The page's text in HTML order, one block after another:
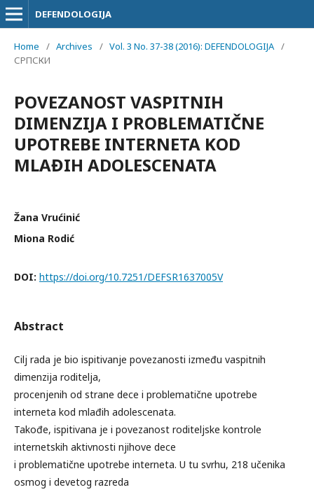
DEFENDOLOGIJA
Home / Archives / Vol. 3 No. 37-38 (2016): DEFENDOLOGIJA /
СРПСКИ
POVEZANOST VASPITNIH
DIMENZIJA I PROBLEMATIČNE
UPOTREBE INTERNETA KOD
MLAĐIH ADOLESCENATA
Žana Vrućinić
Miona Rodić
DOI: https://doi.org/10.7251/DEFSR1637005V
Abstract
Cilj rada je bio ispitivanje povezanosti između vaspitnih
dimenzija roditelja,
procenjenih od strane dece i problematične upotrebe
interneta kod mlađih adolescenata.
Takođe, ispitivana je i povezanost roditeljske kontrole
internetskih aktivnosti njihove dece
i problematične upotrebe interneta. U tu svrhu, 218 učenika
osmog i devetog razreda